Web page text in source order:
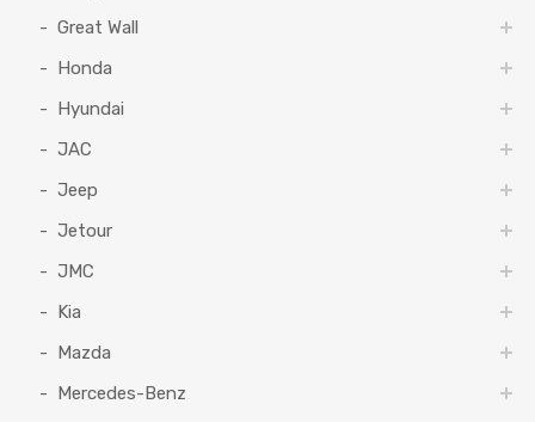
Great Wall
Honda
Hyundai
JAC
Jeep
Jetour
JMC
Kia
Mazda
Mercedes-Benz